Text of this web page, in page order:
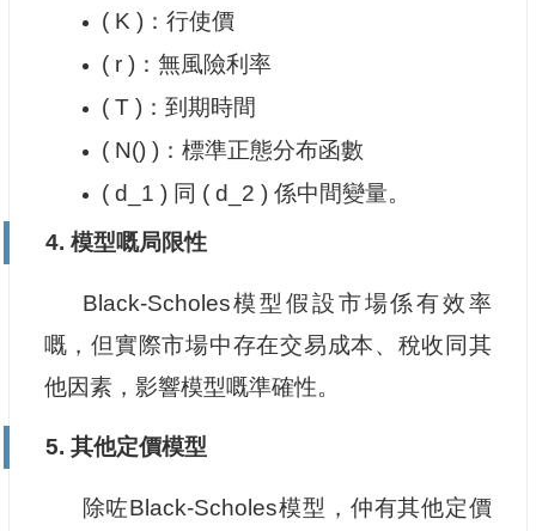
( K )：行使價
( r )：無風險利率
( T )：到期時間
( N() )：標準正態分布函數
( d_1 ) 同 ( d_2 ) 係中間變量。
4. 模型嘅局限性
Black-Scholes模型假設市場係有效率
嘅，但實際市場中存在交易成本、稅收同其
他因素，影響模型嘅準確性。
5. 其他定價模型
除咗Black-Scholes模型，仲有其他定價